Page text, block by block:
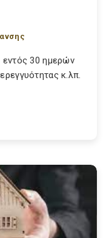
εντός 30 ημερών
κ.λπ.